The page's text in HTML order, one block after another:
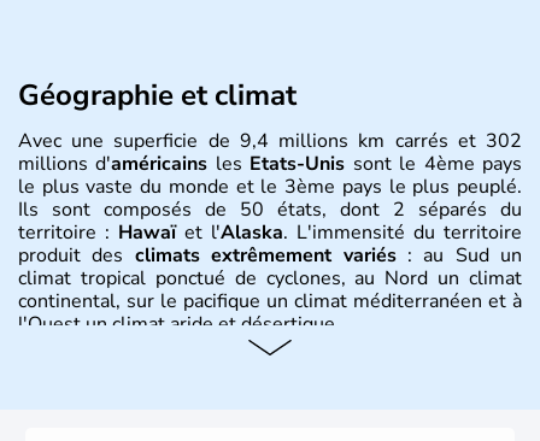
Géographie et climat
Avec une superficie de 9,4 millions km carrés et 302
millions d'américains les Etats-Unis sont le 4ème pays
le plus vaste du monde et le 3ème pays le plus peuplé.
Ils sont composés de 50 états, dont 2 séparés du
territoire : Hawaïet l'Alaska. L'immensité du territoire
produit des climats extrêmement variés: au Sud un
climat tropical ponctué de cyclones, au Nord un climat
continental, sur le pacifique un climat méditerranéen et à
l'Ouest un climat aride et désertique.